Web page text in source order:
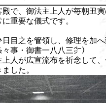
で、御法主上人が毎朝丑
重要な儀式です。
日目之を管領し、修理を加
事・御書一八八三㌻）
人が広宣流布を祈念して
した。